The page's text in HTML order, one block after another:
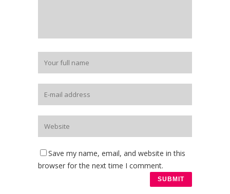
Save my name, email, and website in this
browser for the next time I comment.